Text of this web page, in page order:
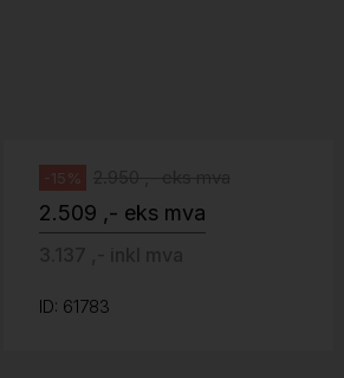
-15%
2.509 ,- eks mva
ID: 61783